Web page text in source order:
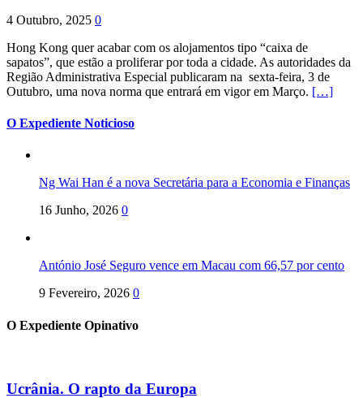
4 Outubro, 2025 0
Hong Kong quer acabar com os alojamentos tipo “caixa de
sapatos”, que estão a proliferar por toda a cidade. As autoridades da
Região Administrativa Especial publicaram na sexta-feira, 3 de
Outubro, uma nova norma que entrará em vigor em Março. […]
O Expediente Noticioso
Ng Wai Han é a nova Secretária para a Economia e Finanças
16 Junho, 2026 0
António José Seguro vence em Macau com 66,57 por cento
9 Fevereiro, 2026 0
O Expediente Opinativo
Ucrânia. O rapto da Europa